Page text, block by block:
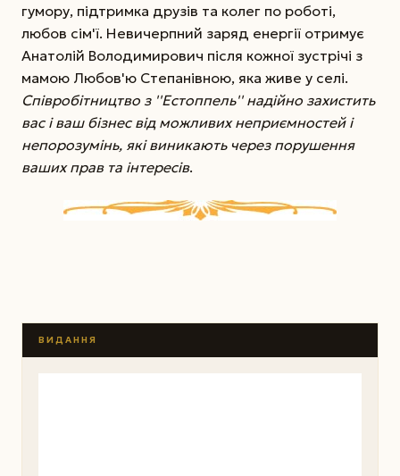
гумору, підтримка друзів та колег по роботі,
любов сім'ї. Невичерпний заряд енергії отримує
Анатолій Володимирович після кожної зустрічі з
мамою Любов'ю Степанівною, яка живе у селі.
Співробітництво з ''Естоппель'' надійно захистить
вас і ваш бізнес від можливих неприємностей і
непорозумінь, які виникають через порушення
ваших прав та інтересів.
ВИДАННЯ